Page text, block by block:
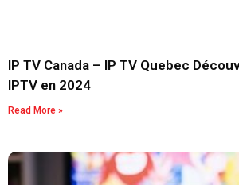
IP TV Canada – IP TV Quebec
IPTV en 2024
Read More »